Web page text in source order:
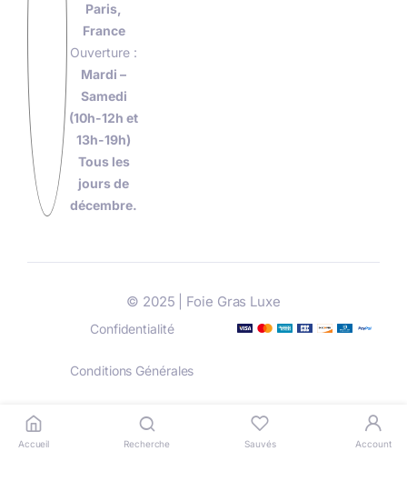
Accueil Recherche Sauvés Account
Paris,
France
Ouverture :
Mardi –
Samedi
(10h-12h et
13h-19h)
Tous les
jours de
décembre.
© 2025 | Foie Gras Luxe
Confidentialité
Conditions Générales